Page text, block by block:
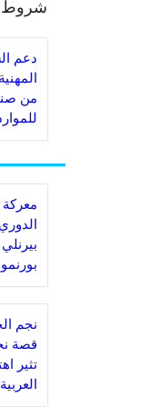
شروط
دعم
من
١٤٤٣
البقاء
نجم
قصة
تثير